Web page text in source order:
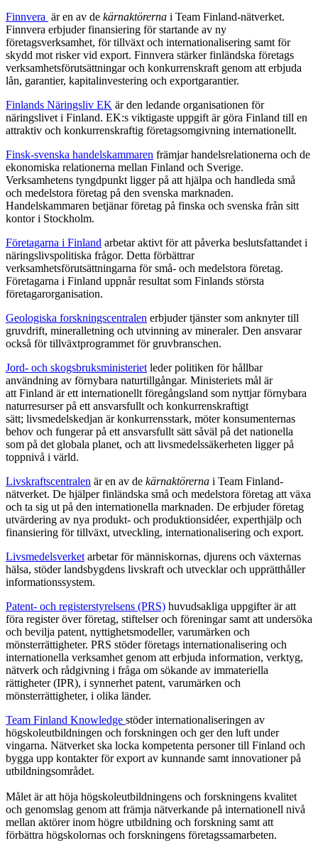
Finnvera är en av de kärnaktörerna i Team Finland-nätverket.
Finnvera erbjuder finansiering för startande av ny
företagsverksamhet, för tillväxt och internationalisering samt för
skydd mot risker vid export. Finnvera stärker finländska företags
verksamhetsförutsättningar och konkurrenskraft genom att erbjuda
lån, garantier, kapitalinvestering och exportgarantier.
Finlands Näringsliv EK är den ledande organisationen för
näringslivet i Finland. EK:s viktigaste uppgift är göra Finland till en
attraktiv och konkurrenskraftig företagsomgivning internationellt.
Finsk-svenska handelskammaren främjar handelsrelationerna och de
ekonomiska relationerna mellan Finland och Sverige.
Verksamhetens tyngdpunkt ligger på att hjälpa och handleda små
och medelstora företag på den svenska marknaden.
Handelskammaren betjänar företag på finska och svenska från sitt
kontor i Stockholm.
Företagarna i Finland arbetar aktivt för att påverka beslutsfattandet i
näringslivspolitiska frågor. Detta förbättrar
verksamhetsförutsättningarna för små- och medelstora företag.
Företagarna i Finland uppnår resultat som Finlands största
företagarorganisation.
Geologiska forskningscentralen erbjuder tjänster som anknyter till
gruvdrift, mineralletning och utvinning av mineraler. Den ansvarar
också för tillväxtprogrammet för gruvbranschen.
Jord- och skogsbruksministeriet leder politiken för hållbar
användning av förnybara naturtillgångar. Ministeriets mål är
att Finland är ett internationellt föregångsland som nyttjar förnybara
naturresurser på ett ansvarsfullt och konkurrenskraftigt
sätt; livsmedelskedjan är konkurrensstark, möter konsumenternas
behov och fungerar på ett ansvarsfullt sätt såväl på det nationella
som på det globala planet, och att livsmedelssäkerheten ligger på
toppnivå i värld.
Livskraftscentralen är en av de kärnaktörerna i Team Finland-
nätverket. De hjälper finländska små och medelstora företag att växa
och ta sig ut på den internationella marknaden. De erbjuder företag
utvärdering av nya produkt- och produktionsidéer, experthjälp och
finansiering för tillväxt, utveckling, internationalisering och export.
Livsmedelsverket arbetar för människornas, djurens och växternas
hälsa, stöder landsbygdens livskraft och utvecklar och upprätthåller
informationssystem.
Patent- och registerstyrelsens (PRS) huvudsakliga uppgifter är att
föra register över företag, stiftelser och föreningar samt att undersöka
och bevilja patent, nyttighetsmodeller, varumärken och
mönsterrättigheter. PRS stöder företags internationalisering och
internationella verksamhet genom att erbjuda information, verktyg,
nätverk och rådgivning i fråga om sökande av immateriella
rättigheter (IPR), i synnerhet patent, varumärken och
mönsterrättigheter, i olika länder.
Team Finland Knowledge stöder internationaliseringen av
högskoleutbildningen och forskningen och ger den luft under
vingarna. Nätverket ska locka kompetenta personer till Finland och
bygga upp kontakter för export av kunnande samt innovationer på
utbildningsområdet.
Målet är att höja högskoleutbildningens och forskningens kvalitet
och genomslag genom att främja nätverkande på internationell nivå
mellan aktörer inom högre utbildning och forskning samt att
förbättra högskolornas och forskningens företagssamarbeten.